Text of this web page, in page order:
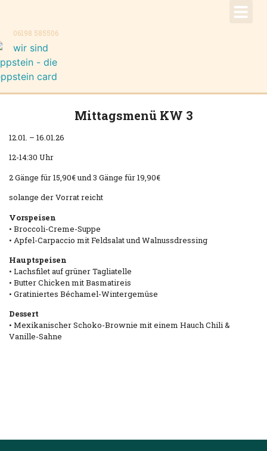
06198 585506
Mittagsmenü KW 3
12.01. – 16.01.26
12-14:30 Uhr
2 Gänge für 15,90€ und 3 Gänge für 19,90€
solange der Vorrat reicht
Vorspeisen
• Broccoli-Creme-Suppe
• Apfel-Carpaccio mit Feldsalat und Walnussdressing
Hauptspeisen
• Lachsfilet auf grüner Tagliatelle
• Butter Chicken mit Basmatireis
• Gratiniertes Béchamel-Wintergemüse
Dessert
• Mexikanischer Schoko-Brownie mit einem Hauch Chili &
Vanille-Sahne